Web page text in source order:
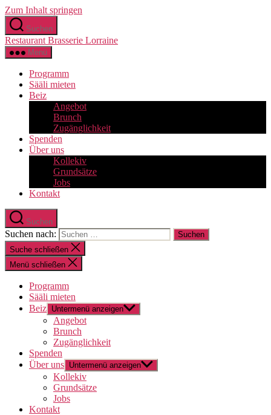
Zum Inhalt springen
Suchen
Restaurant Brasserie Lorraine
Menü
Programm
Sääli mieten
Beiz
Angebot
Brunch
Zugänglichkeit
Spenden
Über uns
Kollekiv
Grundsätze
Jobs
Kontakt
Suchen
Suchen nach:
Suche schließen
Menü schließen
Programm
Sääli mieten
Beiz Untermenü anzeigen
Angebot
Brunch
Zugänglichkeit
Spenden
Über uns Untermenü anzeigen
Kollekiv
Grundsätze
Jobs
Kontakt